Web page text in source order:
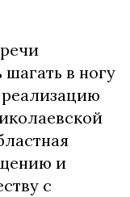
в ногу
и
с